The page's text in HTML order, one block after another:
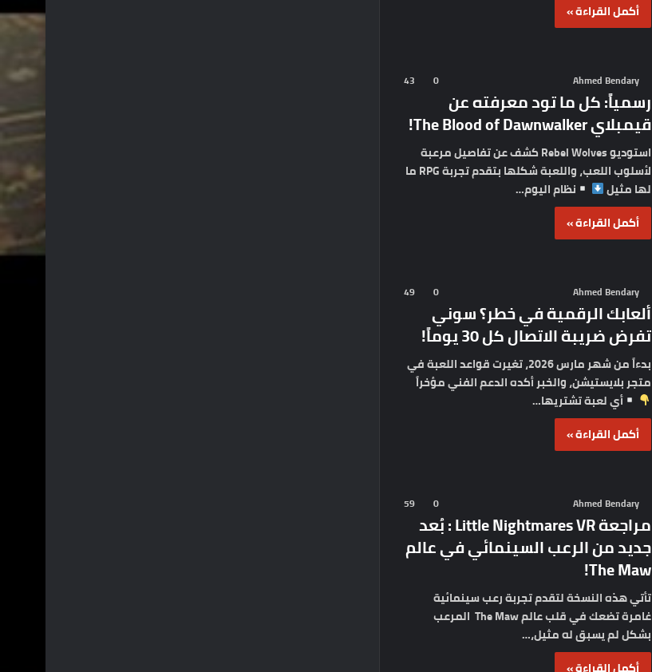
أكمل القراءة »
Ahmed Bendary
0
43
رسمياً: كل ما تود معرفته عن
قيمبلاي The Blood of Dawnwalker!
استوديو Rebel Wolves كشف عن تفاصيل مرعبة
لأسلوب اللعب، واللعبة شكلها بتقدم تجربة RPG ما
لها مثيل
نظام اليوم…
أكمل القراءة »
Ahmed Bendary
0
49
ألعابك الرقمية في خطر؟ سوني
تفرض ضريبة الاتصال كل 30 يوماً!
بدءاً من شهر مارس 2026، تغيرت قواعد اللعبة في
متجر بلايستيشن، والخبر أكده الدعم الفني مؤخراً
أي لعبة تشتريها…
أكمل القراءة »
Ahmed Bendary
0
59
مراجعة Little Nightmares VR : بُعد
جديد من الرعب السينمائي في عالم
The Maw!
تأتي هذه النسخة لتقدم تجربة رعب سينمائية
غامرة تضعك في قلب عالم The Maw المرعب
بشكل لم يسبق له مثيل،…